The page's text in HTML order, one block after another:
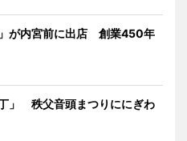
が内宮前に出店 創業450年
」 秩父音頭まつりににぎわ